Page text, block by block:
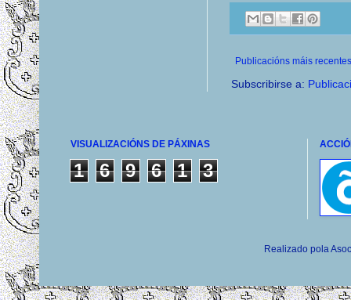
Publicacións máis recentes
Subscribirse a:
VISUALIZACIÓNS DE PÁXINAS
1 6 9 6 1 3
Realizado pola